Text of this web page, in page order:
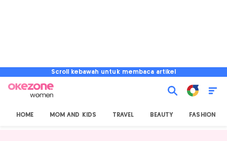
Scroll kebawah untuk membaca artikel
HOME MOM AND KIDS TRAVEL BEAUTY FASHION